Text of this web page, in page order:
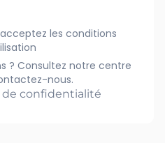
les conditions
? Consultez notre centre
nous.
de confidentialité